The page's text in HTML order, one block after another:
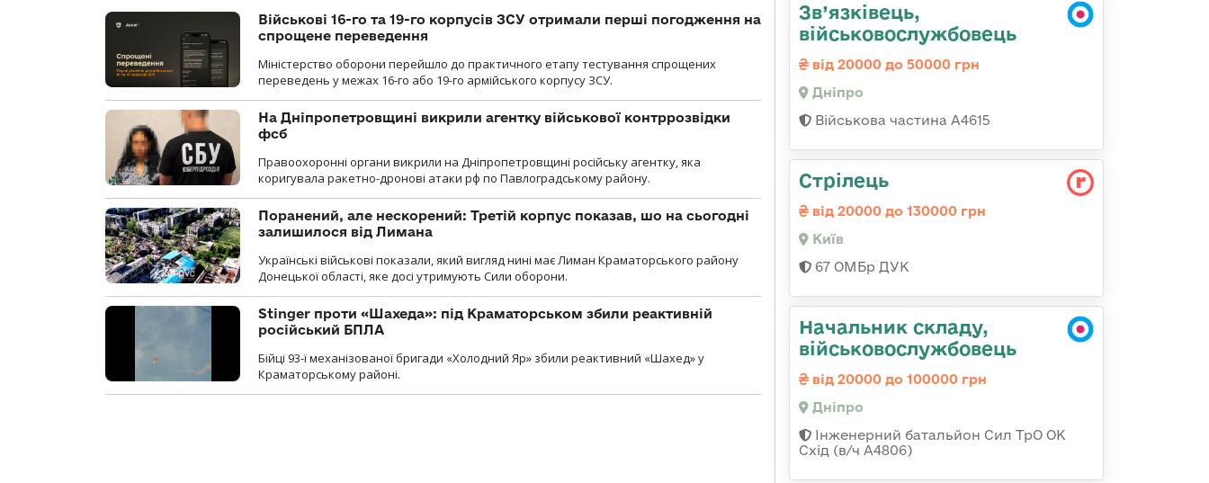
Військові 16-го та 19-го корпусів ЗСУ отримали перші погодження на
спрощене переведення
Міністерство оборони перейшло до практичного етапу тестування спрощених
переведень у межах 16-го або 19-го армійського корпусу ЗСУ.
На Дніпропетровщині викрили агентку військової контррозвідки
фсб
Правоохоронні органи викрили на Дніпропетровщині російську агентку, яка
коригувала ракетно-дронові атаки рф по Павлоградському району.
Поранений, але нескорений: Третій корпус показав, шо на сьогодні
залишилося від Лимана
Українські військові показали, який вигляд нині має Лиман Краматорського району
Донецької області, яке досі утримують Сили оборони.
Stinger проти «Шахеда»: під Краматорськом збили реактивній
російський БПЛА
Бійці 93-ї механізованої бригади «Холодний Яр» збили реактивний «Шахед» у
Краматорському районі.
Зв’язківець,
військовослужбовець
від 20000 до 50000 грн
Дніпро
Військова частина А4615
Стрілець
від 20000 до 130000 грн
Київ
67 ОМБр ДУК
Начальник складу,
військовослужбовець
від 20000 до 100000 грн
Дніпро
Інженерний батальйон Сил ТрО ОК
Схід (в/ч А4806)